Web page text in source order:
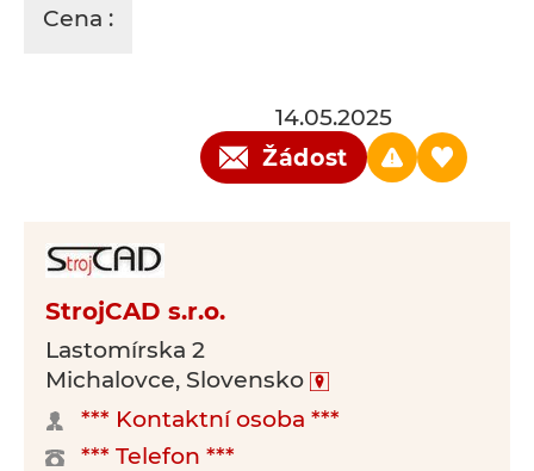
Cena :
14.05.2025
Žádost
StrojCAD s.r.o.
Lastomírska 2
Michalovce, Slovensko
*** Kontaktní osoba ***
*** Telefon ***